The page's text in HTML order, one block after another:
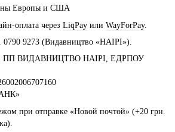
Европы и США
оплата через LiqPay или WayForPay.
0790 9273 (Видавництво «НАІРІ»).
ПП ВИДАВНИЦТВО НАІРІ, ЕДРПОУ
при отправке «Новой почтой» (+20 грн.